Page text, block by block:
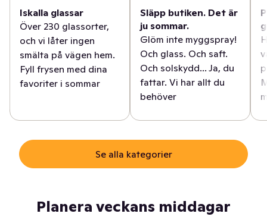
Iskalla glassar
Över 230 glassorter,
och vi låter ingen
smälta på vägen hem.
Fyll frysen med dina
favoriter i sommar
Släpp butiken. Det är
ju sommar.
Glöm inte myggspray!
Och glass. Och saft.
Och solskydd... Ja, du
fattar. Vi har allt du
behöver
Se alla kategorier
Planera veckans middagar